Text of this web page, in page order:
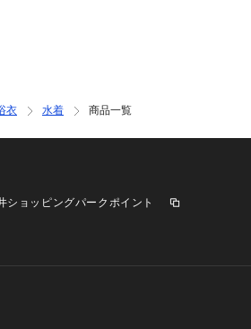
衣 水着 商品一覧
ショッピングパークポイント